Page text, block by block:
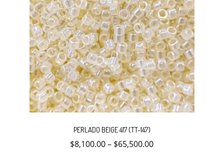
Este
tiene
múltiples
variantes.
PERLADO BEIGE 417 (TT-147)
$8,100.00– $65,500.00